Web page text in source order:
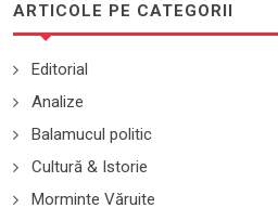
ARTICOLE PE CATEGORII
Editorial
Analize
Balamucul politic
Cultură & Istorie
Morminte Văruite